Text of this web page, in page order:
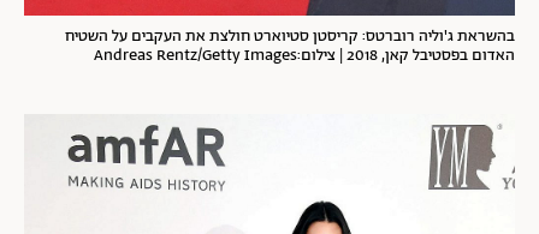
בהשראת ג'וליה רוברטס: קריסטן סטיוארט חולצת את העקבים על השטיח
האדום בפסטיבל קאן, 2018 | צילום:Andreas Rentz/Getty Images